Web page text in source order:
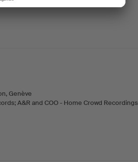
Genève
A&R and COO - Home Crowd Recordings